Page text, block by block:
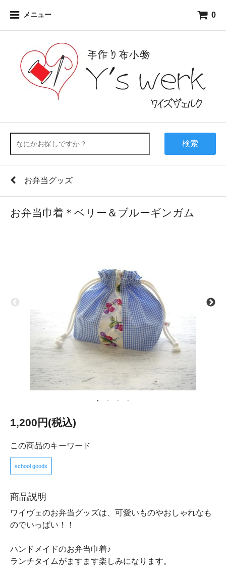
メニュー 0
検索
お弁当グッズ
お弁当巾着＊ベリー＆ブルーギンガム
1,200円(税込)
この商品のキーワード
school goods
商品説明
ワイヴェのお弁当グッズは、可愛いものやおしゃれなも
のでいっぱい！！
ハンドメイドのお弁当巾着♪
ランチタイムがますます楽しみになります。